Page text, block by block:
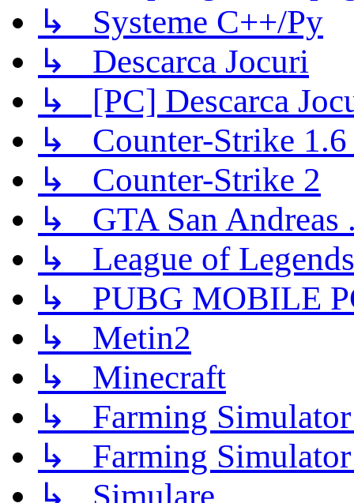
↳ Systeme C++/Py
↳ Descarca Jocuri
↳ [PC] Descarca
↳ Counter-Strike 1.6
↳ Counter-Strike 2
↳ GTA San Andreas
↳ League of Legends
↳ PUBG MOBILE
↳ Metin2
↳ Minecraft
↳ Farming
↳ Farming
↳ Simulare